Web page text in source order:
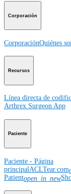
Corporación
CorporaciónQuiénes
Recursos
Línea directa de
Arthrex Surgeon App
Paciente
Paciente - Página
principalACLTear.com
Patientopen_in_new